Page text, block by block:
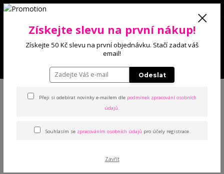
0 Kč
Tessa bavlněné kalhotky do
Získejte slevu na první nákup!
Získejte 50 Kč slevu na první objednávku. Stačí zadat váš
email!
Odeslat
Přeji si odebírat novinky e-mailem dle podmínek zpracování osobních
údajů.
Souhlasím se zpracováním osobních údajů pro účely registrace.
Zavřít